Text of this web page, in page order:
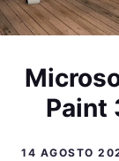
Paint
14 AGOSTO